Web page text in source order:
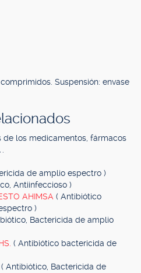
Suspensión: envase
de los medicamentos, fármacos
de amplio espectro )
Antiinfeccioso )
AHIMSA ( Antibiótico
)
Bactericida de amplio
( Antibiótico bactericida de
( Antibiótico, Bactericida de